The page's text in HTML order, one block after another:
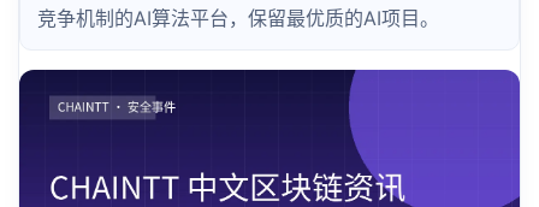
竞争机制的AI算法平台，保留最优质的AI项目。